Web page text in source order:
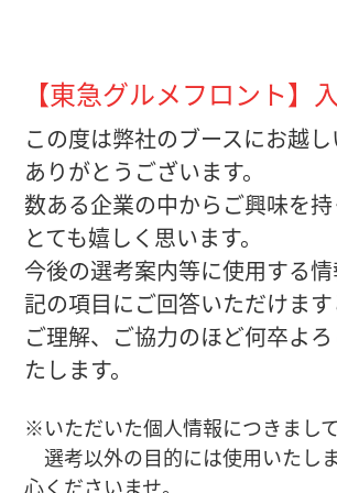
【東急グルメフロント】
この度は弊社のブースにお越
ありがとうございます。
数ある企業の中からご興味を
とても嬉しく思います。
今後の選考案内等に使用する
記の項目にご回答いただけます
ご理解、ご協力のほど何卒よ
たします。
※いただいた個人情報につきまして
選考以外の目的には使用いたし
心くださいませ。